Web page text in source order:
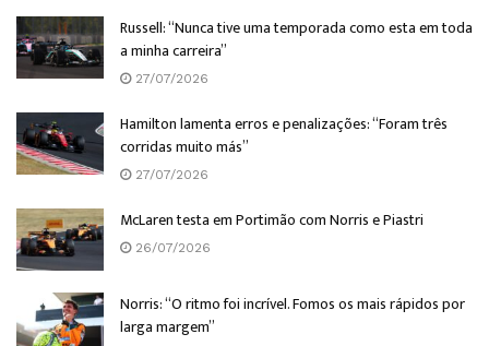
Russell: “Nunca tive uma temporada como esta em toda
a minha carreira”
27/07/2026
Hamilton lamenta erros e penalizações: “Foram três
corridas muito más”
27/07/2026
McLaren testa em Portimão com Norris e Piastri
26/07/2026
Norris: “O ritmo foi incrível. Fomos os mais rápidos por
larga margem”